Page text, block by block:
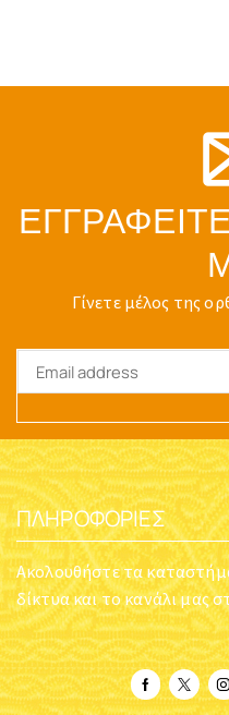
ΕΓΓΡΑΦΕΊΤΕ
Γίνετε μέλος της
ΠΛΗΡΟΦΟΡΊΕΣ
Ακολουθήστε τα
δίκτυα και το κανάλι μας